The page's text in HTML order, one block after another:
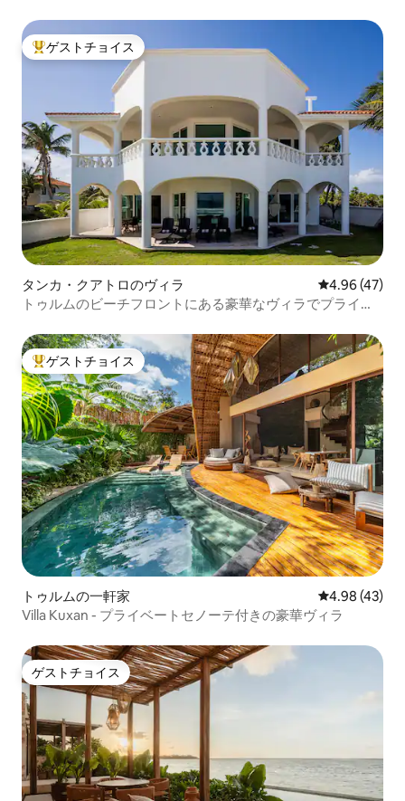
大好評のゲストチョイスです。
ゲストチョイス
タンカ・クアトロのヴィラ レビュー47
4.96 (47)
トゥルムのビーチフロントにある豪華なヴィラでプライベ
大好評のゲストチョイスです。
ゲストチョイス
トゥルムの一軒家 レビュー43
4.98 (43)
Villa Kuxan - プライベートセノーテ付きの豪華ヴィラ
ゲストチョイス
ゲストチョイス